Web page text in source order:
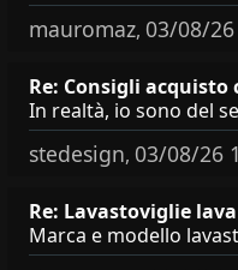
mauromaz, 03/08/
Re: Consigli acquisto
stedesign, 03/08/26
Re: Lavastoviglie